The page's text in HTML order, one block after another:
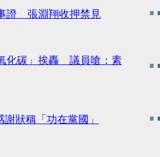
證 張淵翔收押禁見
化碳」挨轟 議員嗆：素
狀稱「功在黨國」